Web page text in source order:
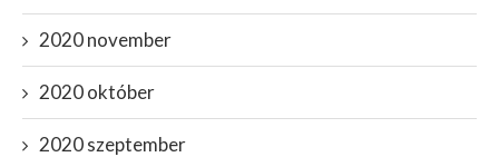
2020 november
2020 október
2020 szeptember